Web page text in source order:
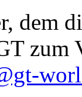
dem
zum